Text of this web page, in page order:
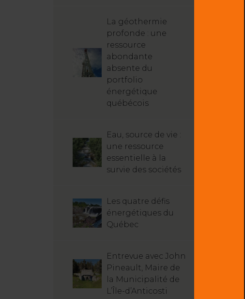
La géothermie
profonde : une
ressource
abondante
absente du
portfolio
énergétique
québécois
Eau, source de vie :
une ressource
essentielle à la
survie des sociétés
Les quatre défis
énergétiques du
Québec
Entrevue avec John
Pineault, Maire de
la Municipalité de
L’Île-d’Anticosti